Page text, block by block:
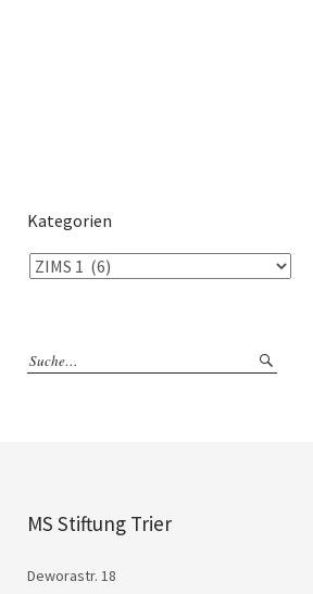
Kategorien
MS Stiftung Trier
Deworastr. 18